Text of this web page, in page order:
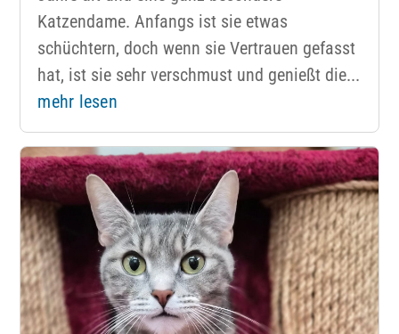
Katzendame. Anfangs ist sie etwas
schüchtern, doch wenn sie Vertrauen gefasst
hat, ist sie sehr verschmust und genießt die...
mehr lesen